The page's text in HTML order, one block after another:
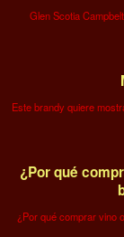
Glen Scotia
Este brandy quiere
¿Por qué
¿Por qué comprar vino